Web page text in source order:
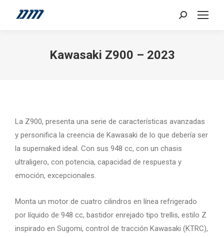
Search:
Kawasaki Z900 – 2023
La Z900, presenta una serie de características avanzadas
y personifica la creencia de Kawasaki de lo que debería ser
la supernaked ideal. Con sus 948 cc, con un chasis
ultraligero, con potencia, capacidad de respuesta y
emoción, excepcionales.
Monta un motor de cuatro cilindros en línea refrigerado
por líquido de 948 cc, bastidor enrejado tipo trellis, estilo Z
inspirado en Sugomi, control de tracción Kawasaki (KTRC),